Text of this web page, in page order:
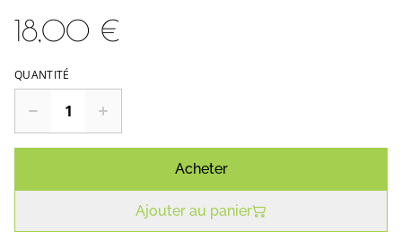
18,00 €
QUANTITÉ
Acheter
Ajouter au panier